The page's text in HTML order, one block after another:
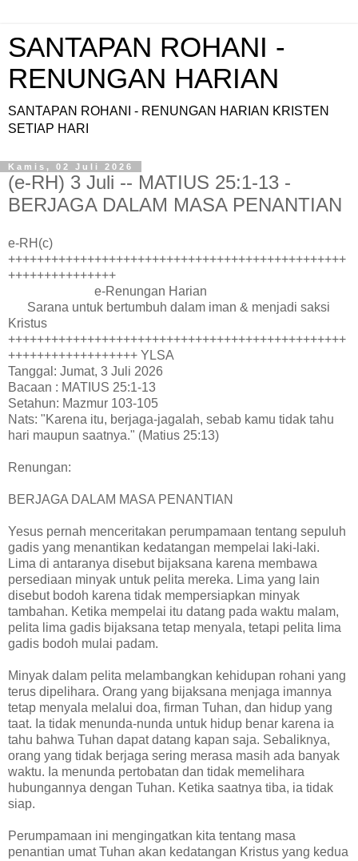
SANTAPAN ROHANI -
RENUNGAN HARIAN
SANTAPAN ROHANI - RENUNGAN HARIAN KRISTEN
SETIAP HARI
Kamis, 02 Juli 2026
(e-RH) 3 Juli -- MATIUS 25:1-13 -
BERJAGA DALAM MASA PENANTIAN
e-RH(c)
+++++++++++++++++++++++++++++++++++++++++++++++
+++++++++++++++
e-Renungan Harian
Sarana untuk bertumbuh dalam iman & menjadi saksi
Kristus
+++++++++++++++++++++++++++++++++++++++++++++++
++++++++++++++++++ YLSA
Tanggal: Jumat, 3 Juli 2026
Bacaan : MATIUS 25:1-13
Setahun: Mazmur 103-105
Nats: "Karena itu, berjaga-jagalah, sebab kamu tidak tahu
hari maupun saatnya." (Matius 25:13)
Renungan:
BERJAGA DALAM MASA PENANTIAN
Yesus pernah menceritakan perumpamaan tentang sepuluh
gadis yang menantikan kedatangan mempelai laki-laki.
Lima di antaranya disebut bijaksana karena membawa
persediaan minyak untuk pelita mereka. Lima yang lain
disebut bodoh karena tidak mempersiapkan minyak
tambahan. Ketika mempelai itu datang pada waktu malam,
pelita lima gadis bijaksana tetap menyala, tetapi pelita lima
gadis bodoh mulai padam.
Minyak dalam pelita melambangkan kehidupan rohani yang
terus dipelihara. Orang yang bijaksana menjaga imannya
tetap menyala melalui doa, firman Tuhan, dan hidup yang
taat. Ia tidak menunda-nunda untuk hidup benar karena ia
tahu bahwa Tuhan dapat datang kapan saja. Sebaliknya,
orang yang tidak berjaga sering merasa masih ada banyak
waktu. Ia menunda pertobatan dan tidak memelihara
hubungannya dengan Tuhan. Ketika saatnya tiba, ia tidak
siap.
Perumpamaan ini mengingatkan kita tentang masa
penantian umat Tuhan akan kedatangan Kristus yang kedua